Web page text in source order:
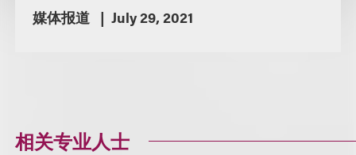
媒体报道 July 29, 2021
相关专业人士